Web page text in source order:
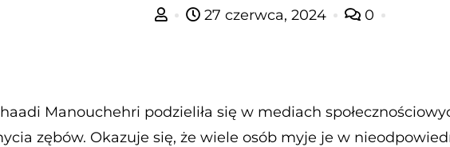
27 czerwca, 2024 0
Manouchehri podzieliła się w mediach
zębów. Okazuje się, że wiele osób myje je w